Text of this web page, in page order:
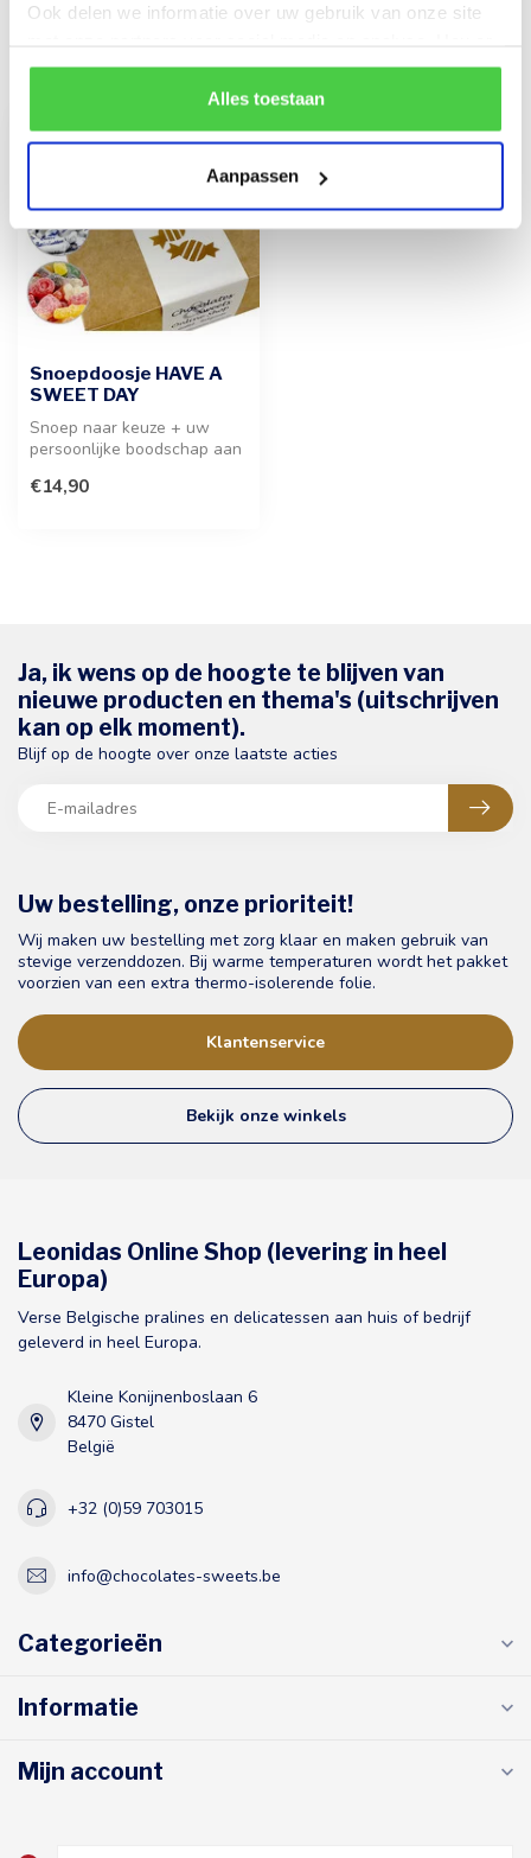
Ook delen we informatie over uw gebruik van onze site
rekening mee dat als je bepaalde cookies blokkeert, het
de correcte werking van de website kan verstoren.
Alles toestaan
Aanpassen
Recent bekeken
Snoepdoosje HAVE A
SWEET DAY
Snoep naar keuze + uw
persoonlijke boodschap aan
deksel. ...
€14,90
Uw bestelling, onze prioriteit!
Wij maken uw bestelling met zorg klaar en maken gebruik van
stevige verzenddozen. Bij warme temperaturen wordt het pakket
voorzien van een extra thermo-isolerende folie.
Klantenservice
Bekijk onze winkels
Ja, ik wens op de hoogte te blijven van
nieuwe producten en thema's (uitschrijven
kan op elk moment).
Blijf op de hoogte over onze laatste acties
Leonidas Online Shop (levering in heel
Europa)
Verse Belgische pralines en delicatessen aan huis of bedrijf
geleverd in heel Europa.
Kleine Konijnenboslaan 6
8470 Gistel
België
+32 (0)59 703015
info@chocolates-sweets.be
Categorieën
Informatie
Mijn account